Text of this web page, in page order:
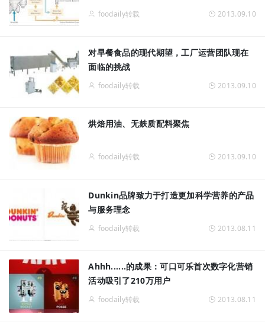
foodaily转载 2013.09.10
对早餐食品的现代期望，工厂运营团队现在
面临的挑战
foodaily转载 2013.09.10
烘焙用油、无麸质配料聚焦
foodaily转载 2013.09.10
Dunkin品牌致力于打造更加科学营养的产品
与服务理念
foodaily转载 2013.08.11
Ahhh......的成果：可口可乐首次数字化营销
活动吸引了210万用户
foodaily转载 2013.08.11